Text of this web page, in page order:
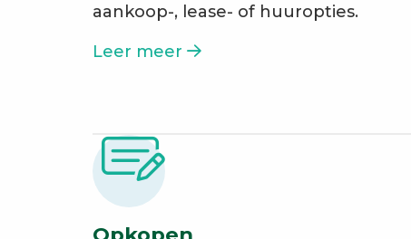
aankoop-, lease- of huuropties.
Leer meer